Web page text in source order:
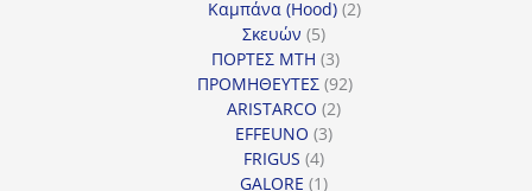
Καμπάνα (Hood) 22
Σκευών 55
προϊόντα
ΠΟΡΤΕΣ MTH 33
προϊόντα
ΠΡΟΜΗΘΕΥΤΕΣ 9292
ARISTARCO 22
EFFEUNO 33
FRIGUS 44
προϊόντα
GALORE 11